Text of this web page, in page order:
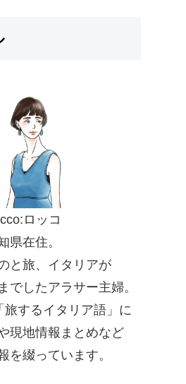
ロッコ
県在住。
と旅、イタリアが
でしたアラサー主婦。
旅するイタリア語」に
現地情報まとめなど
を綴っています。